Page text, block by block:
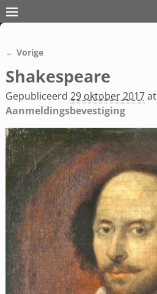
Afbeeldingsnavigatie
← Vorige
Shakespeare
Gepubliceerd 29 oktober 2017at
Aanmeldingsbevestiging